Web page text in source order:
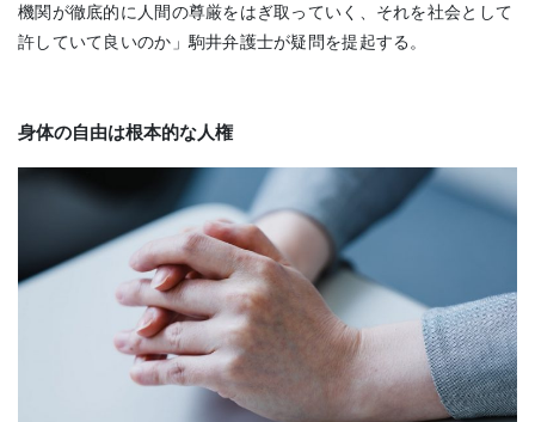
機関が徹底的に人間の尊厳をはぎ取っていく、それを社会として
許していて良いのか」駒井弁護士が疑問を提起する。
身体の自由は根本的な人権